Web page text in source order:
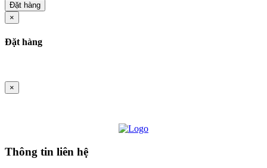
Đặt hàng
×
Đặt hàng
×
Thông tin liên hệ